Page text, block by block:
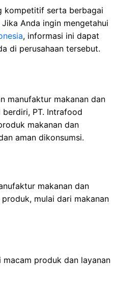
kompetitif serta berbagai
Anda ingin mengetahui
, informasi ini dapat
di perusahaan tersebut.
manufaktur makanan dan
berdiri, PT. Intrafood
makanan dan
aman dikonsumsi.
makanan dan
mulai dari makanan
macam produk dan layanan